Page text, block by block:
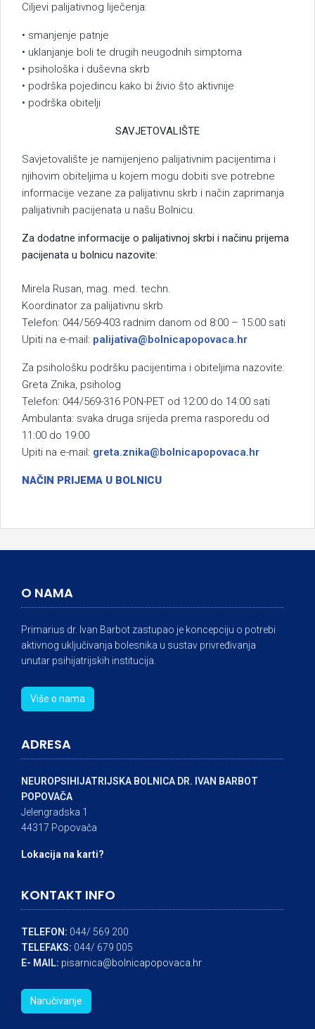
Ciljevi palijativnog liječenja:
• smanjenje patnje
• uklanjanje boli te drugih neugodnih simptoma
• psihološka i duševna skrb
• podrška pojedincu kako bi živio što aktivnije
• podrška obitelji
SAVJETOVALIŠTE
Savjetovalište je namijenjeno palijativnim pacijentima i
njihovim obiteljima u kojem mogu dobiti sve potrebne
informacije vezane za palijativnu skrb i način zaprimanja
palijativnih pacijenata u našu Bolnicu.
Za dodatne informacije o palijativnoj skrbi i načinu prijema
pacijenata u bolnicu nazovite:
Mirela Rusan, mag. med. techn.
Koordinator za palijativnu skrb
Telefon: 044/569-403 radnim danom od 8:00 – 15:00 sati
Upiti na e-mail: palijativa@bolnicapopovaca.hr
Za psihološku podršku pacijentima i obiteljima nazovite:
Greta Znika, psiholog
Telefon: 044/569-316 PON-PET od 12:00 do 14:00 sati
Ambulanta: svaka druga srijeda prema rasporedu od
11:00 do 19:00
Upiti na e-mail: greta.znika@bolnicapopovaca.hr
NAČIN PRIJEMA U BOLNICU
O NAMA
Primarius dr. Ivan Barbot zastupao je koncepciju o potrebi
aktivnog uključivanja bolesnika u sustav privređivanja
unutar psihijatrijskih institucija.
Više o nama
ADRESA
NEUROPSIHIJATRIJSKA BOLNICA DR. IVAN BARBOT
POPOVAČA
Jelengradska 1
44317 Popovača
Lokacija na karti?
KONTAKT INFO
TELEFON: 044/ 569 200
TELEFAKS: 044/ 679 005
E- MAIL: pisarnica@bolnicapopovaca.hr
Naručivanje